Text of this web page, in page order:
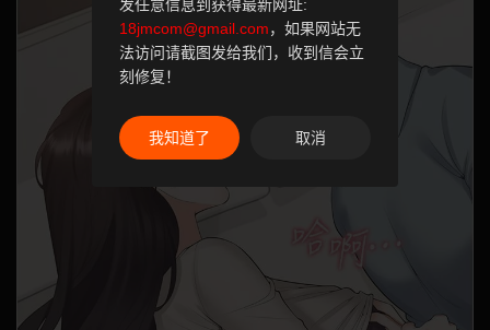
发任意信息到获得最新网址:
18jmcom@gmail.com，如果网站无
法访问请截图发给我们，收到信会立
刻修复！
我知道了 取消